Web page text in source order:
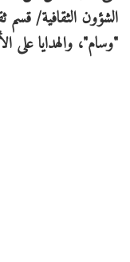
الشؤون الثقافية/ قسم
"وسام"، والهدايا على